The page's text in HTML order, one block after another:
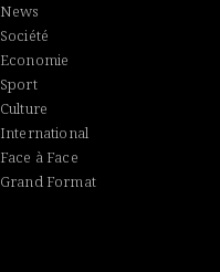
News
Société
Economie
Sport
Culture
International
Face à Face
Grand Format